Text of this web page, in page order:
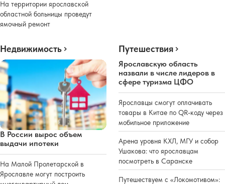
На территории ярославской
областной больницы проведут
ямочный ремонт
Недвижимость
В России вырос объем
выдачи ипотеки
На Малой Пролетарской в
Ярославле могут построить
Путешествия
Ярославскую область
назвали в числе лидеров в
сфере туризма ЦФО
Ярославцы смогут оплачивать
товары в Китае по QR-коду через
мобильное приложение
Арена уровня КХЛ, МГУ и собор
Ушакова: что ярославцам
посмотреть в Саранске
Путешествуем с «Локомотивом»: